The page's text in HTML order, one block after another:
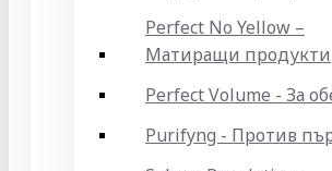
Perfect No Yellow –
Матиращи продукти
Perfect Volume - За
Purifyng - Против